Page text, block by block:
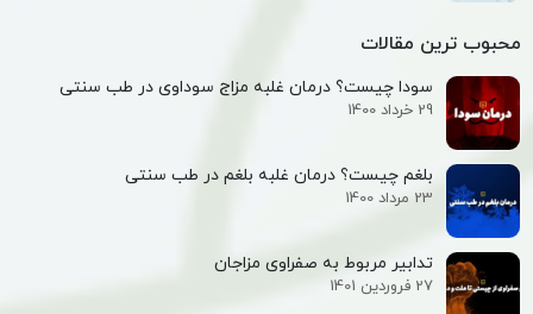
محبوب ترین مقالات
سودا چیست؟ درمان غلبه مزاج سوداوی در طب سنتی
29 خرداد 1400
بلغم چیست؟ درمان غلبه بلغم در طب سنتی
23 مرداد 1400
تدابیر مربوط به صفراوی مزاجان
27 فروردین 1401